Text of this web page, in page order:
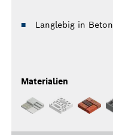
Langlebig in Beton
Materialien